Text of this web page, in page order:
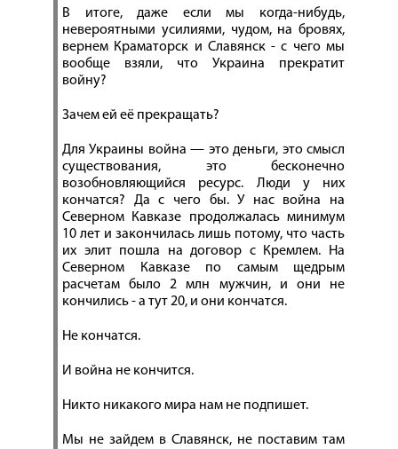
В итоге, даже если мы когда-нибудь,
невероятными усилиями, чудом, на бровях,
вернем Краматорск и Славянск - с чего мы
вообще взяли, что Украина прекратит
войну?
Зачем ей её прекращать?
Для Украины война — это деньги, это смысл
существования, это бесконечно
возобновляющийся ресурс. Люди у них
кончатся? Да с чего бы. У нас война на
Северном Кавказе продолжалась минимум
10 лет и закончилась лишь потому, что часть
их элит пошла на договор с Кремлем. На
Северном Кавказе по самым щедрым
расчетам было 2 млн мужчин, и они не
кончились - а тут 20, и они кончатся.
Не кончатся.
И война не кончится.
Никто никакого мира нам не подпишет.
Мы не зайдем в Славянск, не поставим там